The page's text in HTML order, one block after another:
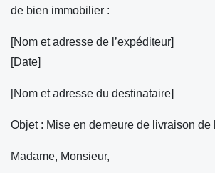
de bien immobilier :
[Nom et adresse de l’expéditeur]
[Date]
[Nom et adresse du destinataire]
Objet : Mise en demeure de livraison
Madame, Monsieur,